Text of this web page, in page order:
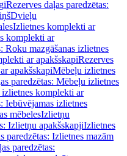
Rezerves daļas paredzētas:
Dvieļu
Izlietnes komplekti ar
komplekti ar
Roku mazgāšanas izlietnes
ar apakšskapiRezerves
apakšskapiMēbeļu izlietnes
paredzētas: Mēbeļu izlietnes
izlietnes komplekti ar
Iebūvējamas izlietnes
mēbelesIzlietņu
Izlietņu apakšskapjiIzlietnes
paredzētas: Izlietnes mazām
paredzētas: